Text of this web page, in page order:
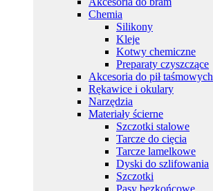
Chemia
Silikony
Kleje
Kotwy chemiczne
Preparaty czyszczące
Akcesoria do pił taśmowych
Rękawice i okulary
Narzędzia
Materiały ścierne
Szczotki stalowe
Tarcze do cięcia
Tarcze lamelkowe
Dyski do szlifowania
Szczotki
Pasy bezkońcowe